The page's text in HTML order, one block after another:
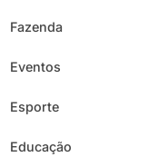
Fazenda
Eventos
Esporte
Educação